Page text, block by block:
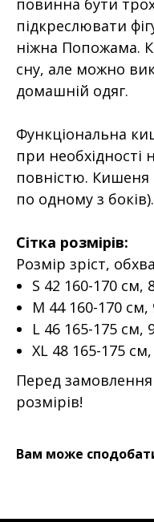
повинна бути
підкреслювати
ніжна Попожама.
сну, але можно
домашній одяг.
Функціональна
при необхідності
повністю. Кишеня
по одному з боків).
Сітка розмірів:
Розмір зріст,
S 42 160-170 см,
M 44 160-170
L 46 165-175 см,
XL 48 165-175
Перед
розмірів!
Вам може